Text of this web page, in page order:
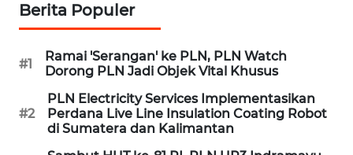
Berita Populer
#1
Ramai 'Serangan' ke PLN, PLN Watch
Dorong PLN Jadi Objek Vital Khusus
#2
PLN Electricity Services Implementasikan
Perdana Live Line Insulation Coating Robot
di Sumatera dan Kalimantan
WN
WN
INDRAMAYU
WN
KUNINGAN